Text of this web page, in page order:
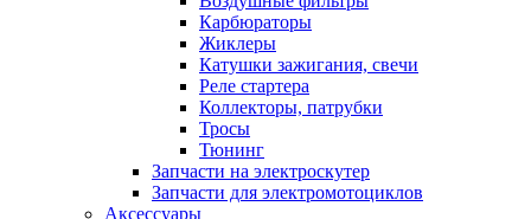
Карбюраторы
Жиклеры
Катушки зажигания, свечи
Реле стартера
Коллекторы, патрубки
Тросы
Тюнинг
Запчасти на электроскутер
Запчасти для электромотоциклов
Аксессуары